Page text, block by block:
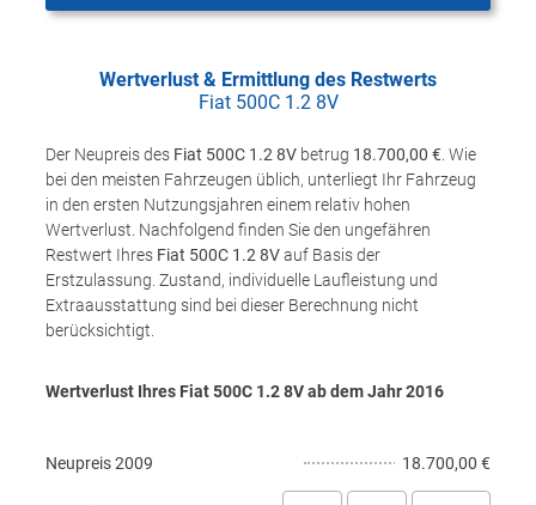
Wertverlust & Ermittlung des Restwerts
Fiat 500C 1.2 8V
Der Neupreis des Fiat 500C 1.2 8V betrug 18.700,00 € . Wie
bei den meisten Fahrzeugen üblich, unterliegt Ihr Fahrzeug
in den ersten Nutzungsjahren einem relativ hohen
Wertverlust. Nachfolgend finden Sie den ungefähren
Restwert Ihres Fiat 500C 1.2 8Vauf Basis der
Erstzulassung. Zustand, individuelle Laufleistung und
Extraausstattung sind bei dieser Berechnung nicht
berücksichtigt.
Wertverlust Ihres Fiat 500C 1.2 8V ab dem Jahr2016
Neupreis2009 18.700,00 €